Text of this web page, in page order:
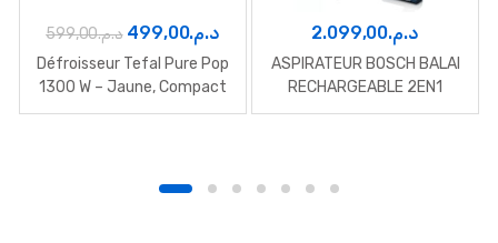
د.م.599,00
Le
prix
initial
était :
د.م.499,00
Le
prix
actuel
est :
Défroisseur Tefal Pure Pop
1300 W – Jaune, Compact
et Puissant
د.م.2.099,00
ASPIRATEUR BOSCH BALAI
RECHARGEABLE 2EN1